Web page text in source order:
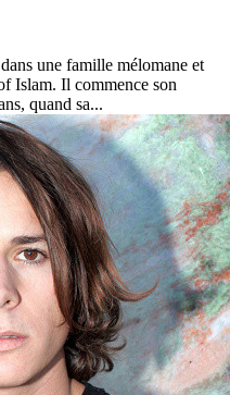
une famille mélomane et
Islam. Il commence son
quand sa...